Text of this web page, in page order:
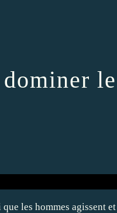
le
les hommes agissent et